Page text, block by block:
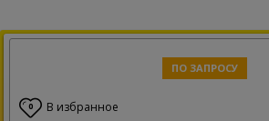
ПО ЗАПРОСУ
0 В избранное